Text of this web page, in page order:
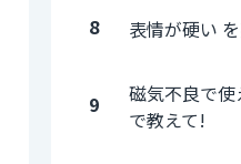
8 表情が硬い
9
磁気不良で
で教えて!